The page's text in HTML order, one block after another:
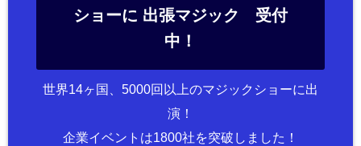
ショーに 出張マジック 受付
中！
世界14ヶ国、5000回以上のマジックショーに出
演！
企業イベントは1800社を突破しました！